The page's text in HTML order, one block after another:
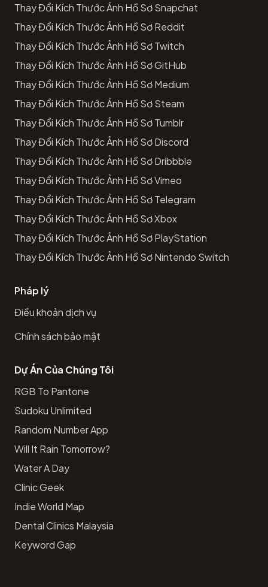
Thay Đổi Kích Thước Ảnh Hồ Sơ Snapchat
Thay Đổi Kích Thước Ảnh Hồ Sơ Reddit
Thay Đổi Kích Thước Ảnh Hồ Sơ Twitch
Thay Đổi Kích Thước Ảnh Hồ Sơ GitHub
Thay Đổi Kích Thước Ảnh Hồ Sơ Medium
Thay Đổi Kích Thước Ảnh Hồ Sơ Steam
Thay Đổi Kích Thước Ảnh Hồ Sơ Tumblr
Thay Đổi Kích Thước Ảnh Hồ Sơ Discord
Thay Đổi Kích Thước Ảnh Hồ Sơ Dribbble
Thay Đổi Kích Thước Ảnh Hồ Sơ Vimeo
Thay Đổi Kích Thước Ảnh Hồ Sơ Telegram
Thay Đổi Kích Thước Ảnh Hồ Sơ Xbox
Thay Đổi Kích Thước Ảnh Hồ Sơ PlayStation
Thay Đổi Kích Thước Ảnh Hồ Sơ Nintendo Switch
Pháp lý
Điều khoản dịch vụ
Chính sách bảo mật
Dự Án Của Chúng Tôi
RGB To Pantone
Sudoku Unlimited
Random Number App
Will It Rain Tomorrow?
Water A Day
Clinic Geek
Indie World Map
Dental Clinics Malaysia
Keyword Gap